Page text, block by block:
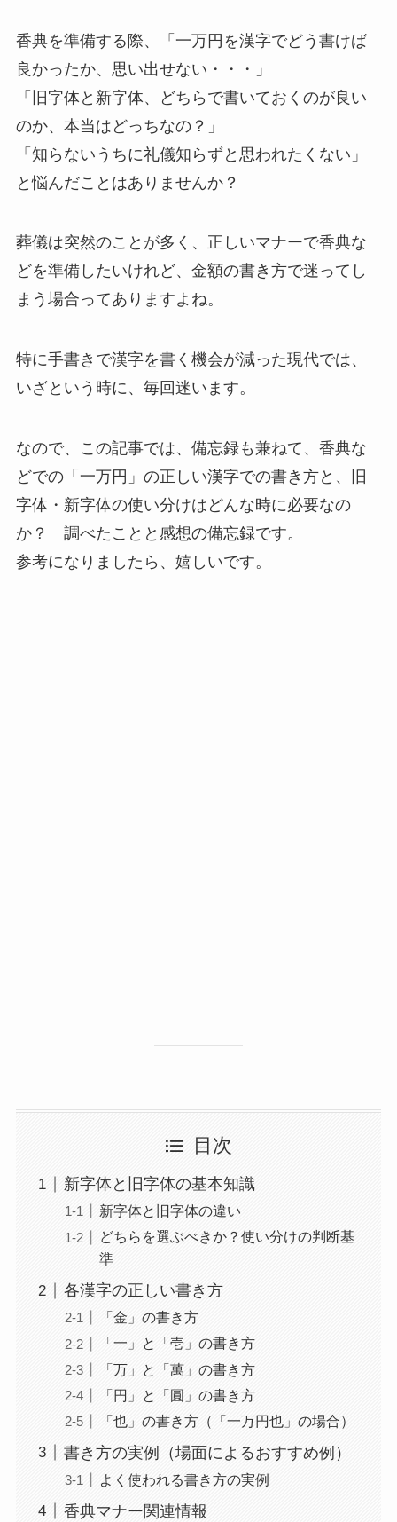
香典を準備する際、「一万円を漢字でどう書けば
良かったか、思い出せない・・・」
「旧字体と新字体、どちらで書いておくのが良い
のか、本当はどっちなの？」
「知らないうちに礼儀知らずと思われたくない」
と悩んだことはありませんか？
葬儀は突然のことが多く、正しいマナーで香典な
どを準備したいけれど、金額の書き方で迷ってし
まう場合ってありますよね。
特に手書きで漢字を書く機会が減った現代では、
いざという時に、毎回迷います。
なので、この記事では、備忘録も兼ねて、香典な
どでの「一万円」の正しい漢字での書き方と、旧
字体・新字体の使い分けはどんな時に必要なの
か？ 調べたことと感想の備忘録です。
参考になりましたら、嬉しいです。
目次
新字体と旧字体の基本知識
新字体と旧字体の違い
どちらを選ぶべきか？使い分けの判断基
準
各漢字の正しい書き方
「金」の書き方
「一」と「壱」の書き方
「万」と「萬」の書き方
「円」と「圓」の書き方
「也」の書き方（「一万円也」の場合）
書き方の実例（場面によるおすすめ例）
よく使われる書き方の実例
香典マナー関連情報